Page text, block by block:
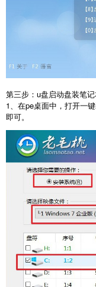
第三步：u盘启动盘装笔
1、在pe桌面中，打开一
即可。